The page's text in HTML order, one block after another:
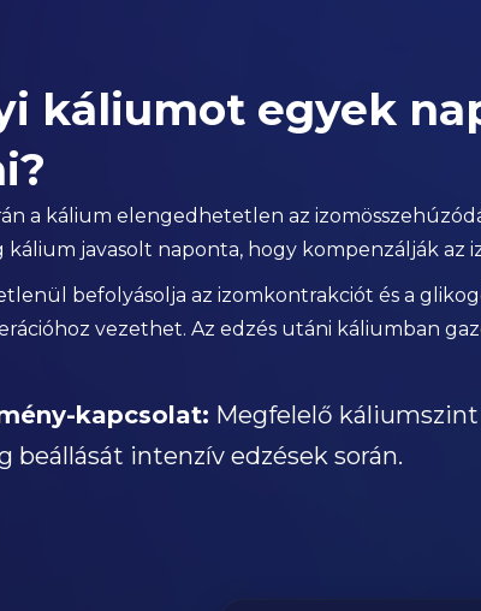
káliumot egyek
a kálium elengedhetetlen az
javasolt naponta, hogy kompenzálják az
befolyásolja az izomkontrakciót és a
vezethet. Az edzés utáni káliumban
kapcsolat: Megfelelő káliumszint
beállását intenzív edzések során.